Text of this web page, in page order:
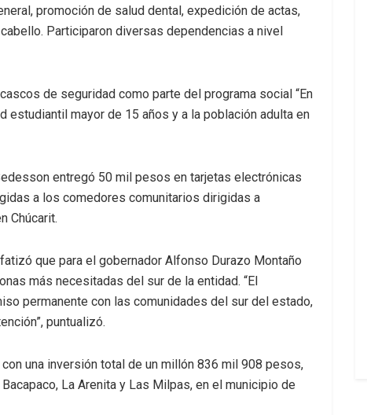
promoción de salud dental, expedición de actas,
Participaron diversas dependencias a nivel
de seguridad como parte del programa social “En
estudiantil mayor de 15 años y a la población adulta en
entregó 50 mil pesos en tarjetas electrónicas
a los comedores comunitarios dirigidas a
Chúcarit.
que para el gobernador Alfonso Durazo Montaño
más necesitadas del sur de la entidad. “El
permanente con las comunidades del sur del estado,
puntualizó.
una inversión total de un millón 836 mil 908 pesos,
La Arenita y Las Milpas, en el municipio de